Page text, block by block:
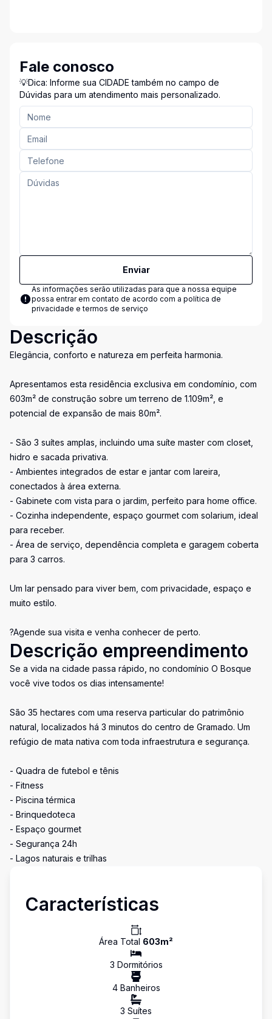
Fale conosco
💡Dica: Informe sua CIDADE também no campo de
Dúvidas para um atendimento mais personalizado.
Enviar
As informações serão utilizadas para que a nossa equipe
possa entrar em contato de acordo com a política de
privacidade e termos de serviço
Descrição
Elegância, conforto e natureza em perfeita harmonia.
Apresentamos esta residência exclusiva em condomínio, com
603m² de construção sobre um terreno de 1.109m², e
potencial de expansão de mais 80m².
- São 3 suítes amplas, incluindo uma suíte master com closet,
hidro e sacada privativa.
- Ambientes integrados de estar e jantar com lareira,
conectados à área externa.
- Gabinete com vista para o jardim, perfeito para home office.
- Cozinha independente, espaço gourmet com solarium, ideal
para receber.
- Área de serviço, dependência completa e garagem coberta
para 3 carros.
Um lar pensado para viver bem, com privacidade, espaço e
muito estilo.
?Agende sua visita e venha conhecer de perto.
Descrição empreendimento
Se a vida na cidade passa rápido, no condomínio O Bosque
você vive todos os dias intensamente!
São 35 hectares com uma reserva particular do patrimônio
natural, localizados há 3 minutos do centro de Gramado. Um
refúgio de mata nativa com toda infraestrutura e segurança.
- Quadra de futebol e tênis
- Fitness
- Piscina térmica
- Brinquedoteca
- Espaço gourmet
- Segurança 24h
- Lagos naturais e trilhas
Características
Área Total 603m²
3 Dormitórios
4Banheiros
3 Suítes